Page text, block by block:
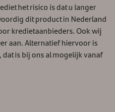
het risico is dat u langer
dit product in Nederland
kredietaanbieders. Ook wij
aan. Alternatief hiervoor is
, dat is bij ons al mogelijk vanaf